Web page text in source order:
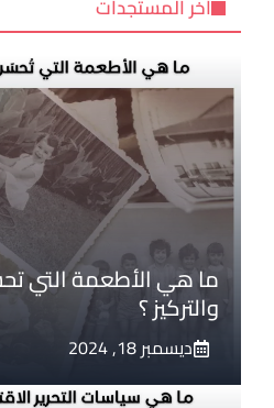
أخر المستجدات
ما هي الأطعمة التي
والتركيز ؟
ديسمبر 18, 2024